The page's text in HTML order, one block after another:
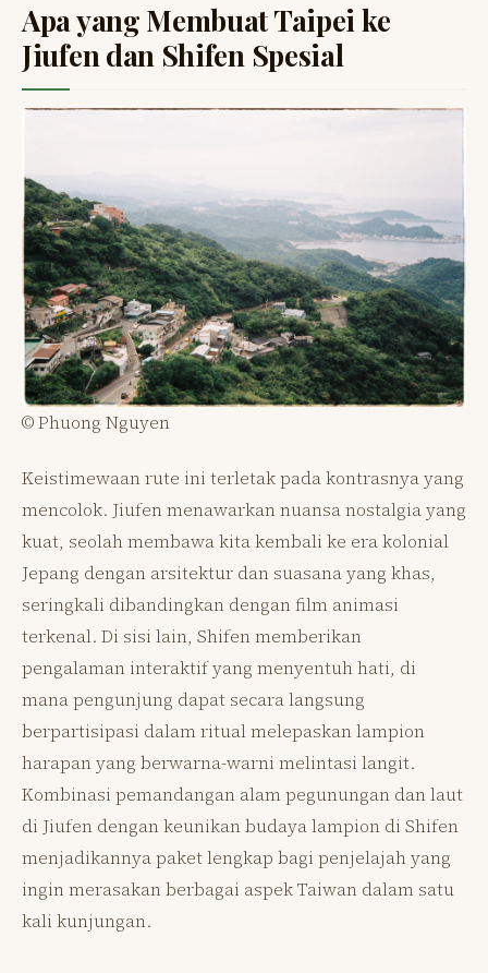
Apa yang Membuat Taipei ke
Jiufen dan Shifen Spesial
© Phuong Nguyen
Keistimewaan rute ini terletak pada kontrasnya yang
mencolok. Jiufen menawarkan nuansa nostalgia yang
kuat, seolah membawa kita kembali ke era kolonial
Jepang dengan arsitektur dan suasana yang khas,
seringkali dibandingkan dengan film animasi
terkenal. Di sisi lain, Shifen memberikan
pengalaman interaktif yang menyentuh hati, di
mana pengunjung dapat secara langsung
berpartisipasi dalam ritual melepaskan lampion
harapan yang berwarna-warni melintasi langit.
Kombinasi pemandangan alam pegunungan dan laut
di Jiufen dengan keunikan budaya lampion di Shifen
menjadikannya paket lengkap bagi penjelajah yang
ingin merasakan berbagai aspek Taiwan dalam satu
kali kunjungan.